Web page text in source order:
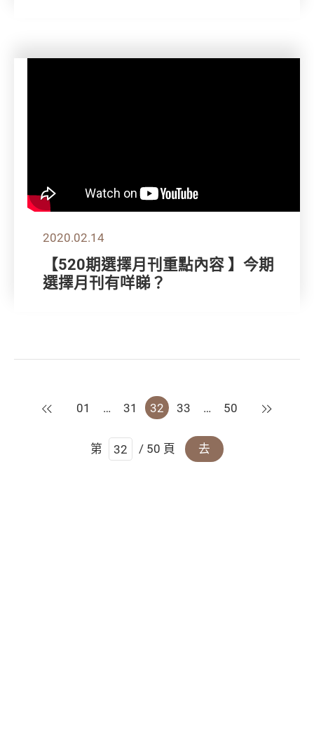
2020.02.14
【520期選擇月刊重點內容 】今期
選擇月刊有咩睇？
上一頁
01 … 31 32 33 … 50 下一頁
第 / 50 頁 去